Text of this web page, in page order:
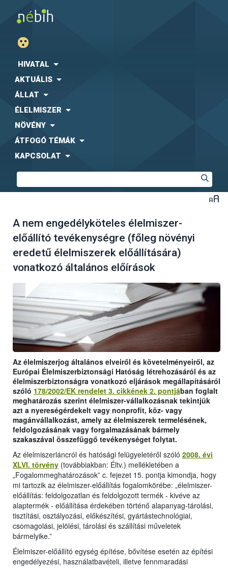
HIVATAL
AKTUÁLIS
ÁLLAT
ÉLELMISZER
NÖVÉNY
ÁTFOGÓ TÉMÁK
KAPCSOLAT
A nem engedélyköteles élelmiszer-
előállító tevékenységre (főleg növényi
eredetű élelmiszerek előállítására)
vonatkozó általános előírások
Az élelmiszerjog általános elveiről és követelményeiről, az
Európai Élelmiszerbiztonsági Hatóság létrehozásáról és az
élelmiszerbiztonságra vonatkozó eljárások megállapításáról
szóló 178/2002/EK rendelet 3. cikkének 2. pontjában foglalt
meghatározás szerint élelmiszer-vállalkozásnak tekintjük
azt a nyereségérdekelt vagy nonprofit, köz- vagy
magánvállalkozást, amely az élelmiszerek termelésének,
feldolgozásának vagy forgalmazásának bármely
szakaszával összefüggő tevékenységet folytat.
Az élelmiszerláncról és hatósági felügyeletéről szóló 2008. évi
XLVI. törvény (továbbiakban: Éltv.) mellékletében a
„Fogalommeghatározások” c. fejezet 15. pontja kimondja, hogy
mi tartozik az élelmiszer-előállítás fogalomkörébe: „élelmiszer-
előállítás: feldolgozatlan és feldolgozott termék - kivéve az
alaptermék - előállítása érdekében történő alapanyag-tárolási,
tisztítási, osztályozási, előkészítési, gyártástechnológiai,
csomagolási, jelölési, tárolási és szállítási műveletek
bármelyike.”
Élelmiszer-előállító egység építése, bővítése esetén az építési
engedélyezési, használatbavételi, illetve fennmaradási